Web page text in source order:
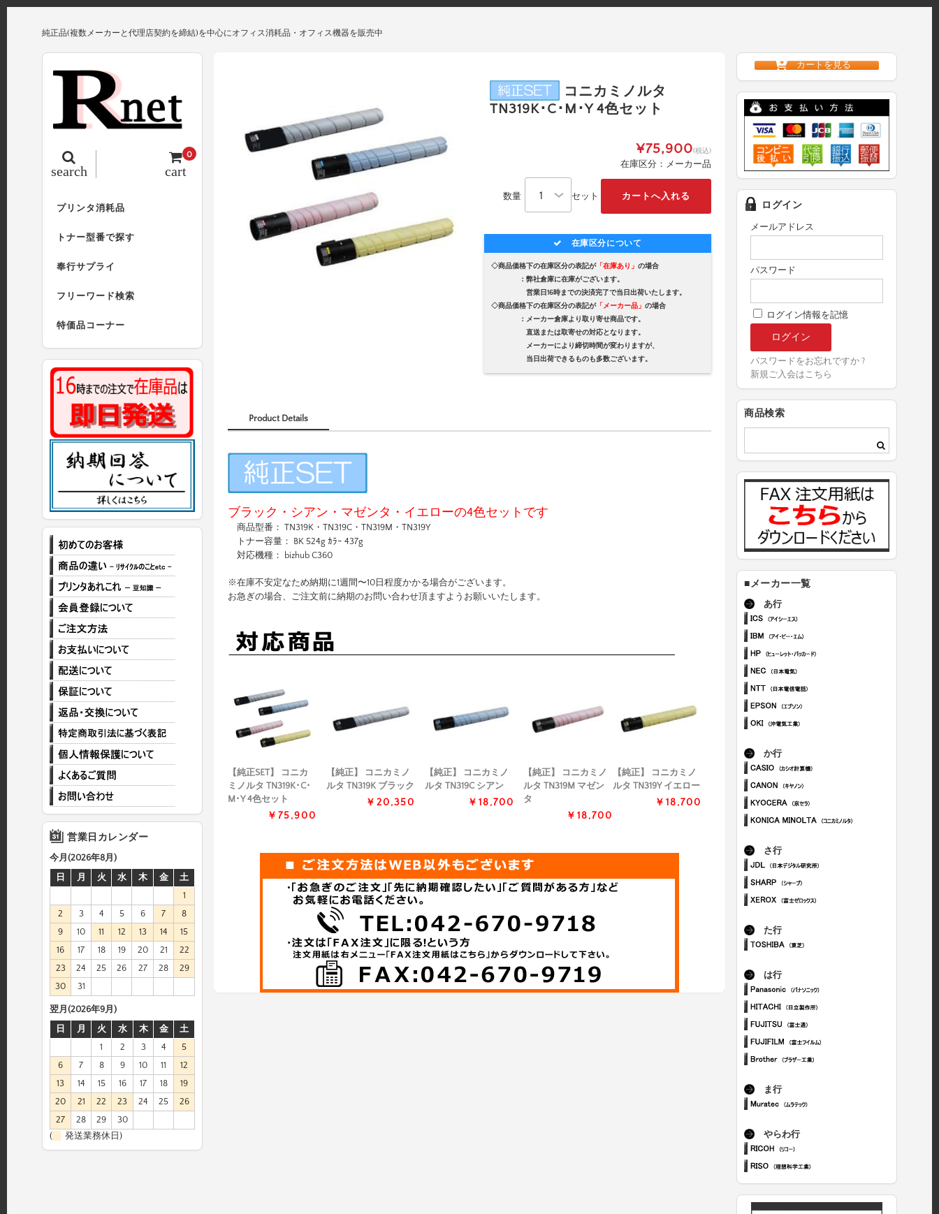
純正品(複数メーカーと代理店契約を締結)を中心にオフィス消耗品・オフィス機器を販売中
cart
0
search
プリンタ消耗品
トナー型番で探す
奉行サプライ
フリーワード検索
特価品コーナー
コニカミノルタ
TN319K･C･M･Y 4色セット
¥75,900(税込)
在庫区分：メーカー品
数量 セット
在庫区分について
◇商品価格下の在庫区分の表記が「在庫あり」 の場合
：弊社倉庫に在庫がございます。
営業日16時までの決済完了で当日出荷いたします。
◇商品価格下の在庫区分の表記が「メーカー品」 の場合
：メーカー倉庫より取り寄せ商品です。
直送または取寄せの対応となります。
メーカーにより締切時間が変わりますが、
当日出荷できるものも多数ございます。
Product Details
ブラック・シアン・マゼンタ・イエローの4色セットです
商品型番： TN319K・TN319C・TN319M・TN319Y
トナー容量： BK 524g ｶﾗｰ 437g
対応機種： bizhub C360
※在庫不安定なため納期に1週間〜10日程度かかる場合がございます。
お急ぎの場合、ご注文前に納期のお問い合わせ頂ますようお願いいたします。
【純正SET】 コニカ
ミノルタ TN319K･C･
M･Y 4色セット
￥75,900
【純正】 コニカミノ
ルタ TN319K ブラック
￥20,350
【純正】 コニカミノ
ルタ TN319C シアン
￥18,700
【純正】 コニカミノ
ルタ TN319M マゼン
タ
￥18,700
【純正】 コニカミノ
ルタ TN319Y イエロー
￥18,700
カートを見る
ログイン
メールアドレス
パスワード
ログイン情報を記憶
パスワードをお忘れですか ?
新規ご入会はこちら
商品検索
■メーカー一覧
あ行
か行
さ行
た行
は行
ま行
やらわ行
営業日カレンダー
今月(2026年8月)
日
月 火 水 木 金
土
1
2
3 4 5 6 7
8
9
10 11 12 13 14
15
16
17 18 19 20 21
22
23
24 25 26 27 28
29
30
31
翌月(2026年9月)
日
月 火 水 木 金
土
1
2 3 4
5
6
7 8 9 10 11
12
13
14 15 16 17 18
19
20
21 22 23 24 25
26
27
28 29
30
(
発送業務休日)